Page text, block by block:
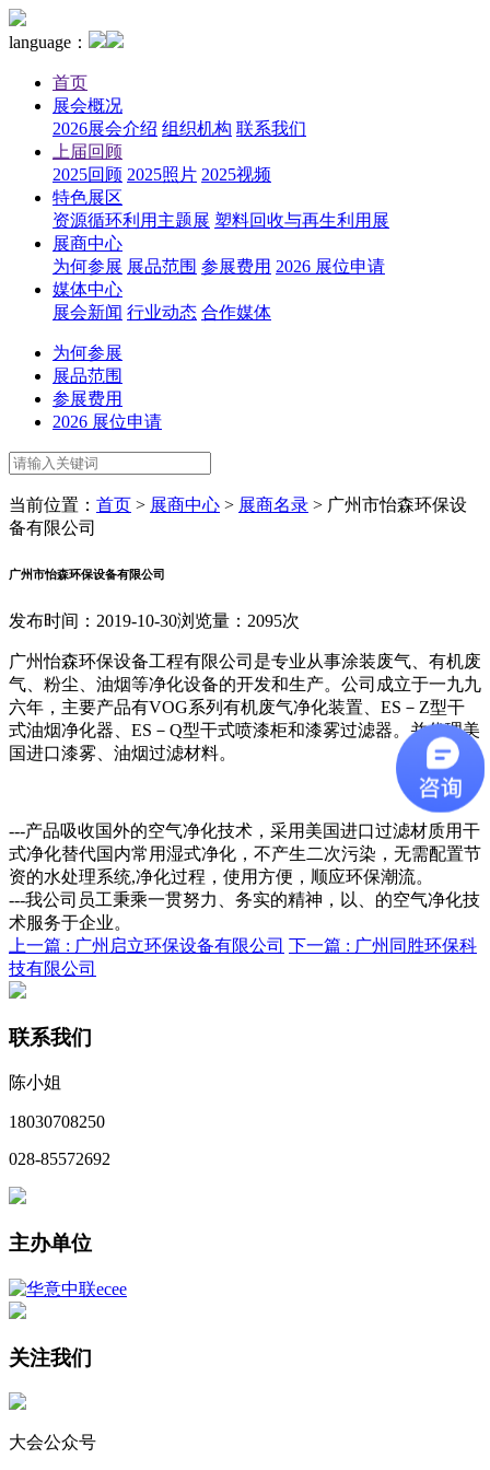
language：
首页
展会概况
2026展会介绍 组织机构 联系我们
上届回顾
2025回顾 2025照片 2025视频
特色展区
资源循环利用主题展 塑料回收与再生利用展
展商中心
为何参展 展品范围 参展费用 2026 展位申请
媒体中心
展会新闻 行业动态 合作媒体
为何参展
展品范围
参展费用
2026 展位申请
当前位置： 首页 > 展商中心 > 展商名录 > 广州市怡森环保设
备有限公司
广州市怡森环保设备有限公司
发布时间：2019-10-30浏览量：2095次
广州怡森环保设备工程有限公司是专业从事涂装废气、有机废
气、粉尘、油烟等净化设备的开发和生产。公司成立于一九九
六年，主要产品有VOG系列有机废气净化装置、ES－Z型干
式油烟净化器、ES－Q型干式喷漆柜和漆雾过滤器。并代理美
国进口漆雾、油烟过滤材料。
---产品吸收国外的空气净化技术，采用美国进口过滤材质用干
式净化替代国内常用湿式净化，不产生二次污染，无需配置节
资的水处理系统,净化过程，使用方便，顺应环保潮流。
---我公司员工秉乘一贯努力、务实的精神，以、的空气净化技
术服务于企业。
上一篇 : 广州启立环保设备有限公司 下一篇 : 广州同胜环保科
技有限公司
联系我们
陈小姐
18030708250
028-85572692
主办单位
关注我们
大会公众号